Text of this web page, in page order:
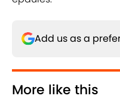
Add us as a
More like this